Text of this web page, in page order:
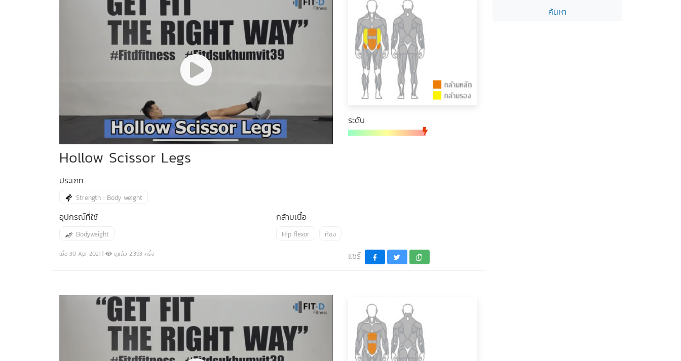
ระดับ
Hollow Scissor Legs
ประเภท
Strength : Body weight
อุปกรณ์ที่ใช้
Bodyweight
กล้ามเนื้อ
Hip flexor ท้อง
เมื่อ 30 Apr 2021 | ดูแล้ว 2,393 ครั้ง แชร์
ค้นหา